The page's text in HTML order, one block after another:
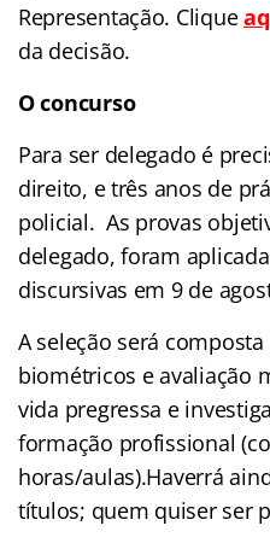
Representação. Clique
da decisão.
O concurso
Para ser delegado é
direito, e três anos de
policial. As provas
delegado, foram
discursivas em 9 de
A seleção será
biométricos e avaliação
vida pregressa e
formação profissional
horas/aulas).Haverrá
títulos; quem quiser ser